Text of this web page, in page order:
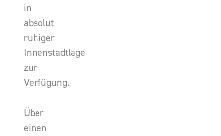
in
absolut
ruhiger
Innenstadtlage
zur
Verfügung.
Über
einen